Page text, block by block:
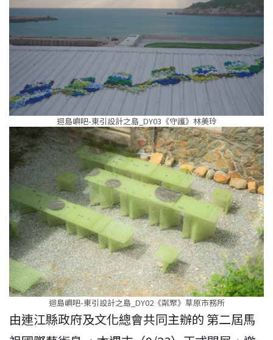
迴島嶼吧-東引設計之島_DY03《守護》林美玲
迴島嶼吧-東引設計之島_DY02《粼聚》草原市務所
由連江縣政府及文化總會共同主辦的 第二屆馬